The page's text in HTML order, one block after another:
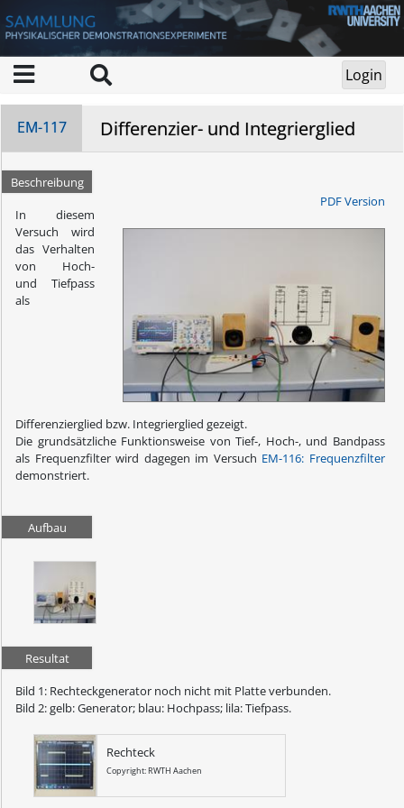
EM-117 Differenzier- und Integrierglied
Beschreibung
PDF Version
In diesem
Versuch wird
das Verhalten
von Hoch-
und Tiefpass
als
Differenzierglied bzw. Integrierglied gezeigt.
Die grundsätzliche Funktionsweise von Tief-, Hoch-, und Bandpass
als Frequenzfilter wird dagegen im Versuch EM-116: Frequenzfilter
demonstriert.
Aufbau
Resultat
Bild 1: Rechteckgenerator noch nicht mit Platte verbunden.
Bild 2: gelb: Generator; blau: Hochpass; lila: Tiefpass.
Rechteck
Copyright: RWTH Aachen